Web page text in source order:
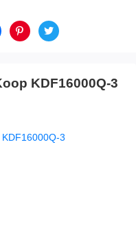
KDF16000Q-3
KDF16000Q-3